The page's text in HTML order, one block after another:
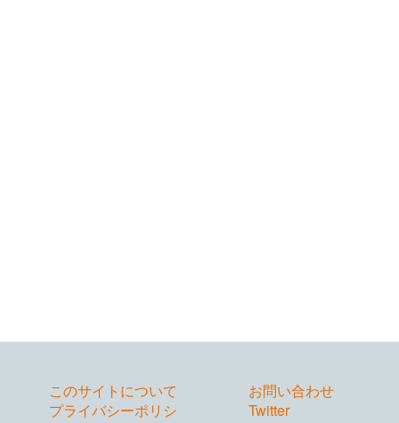
このサイトについて
プライバシーポリシ
お問い合わせ
Twitter